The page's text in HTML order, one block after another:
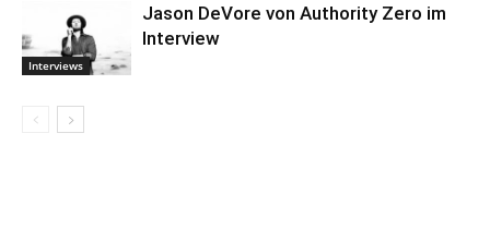
Interviews
Jason DeVore von Authority Zero im
Interview